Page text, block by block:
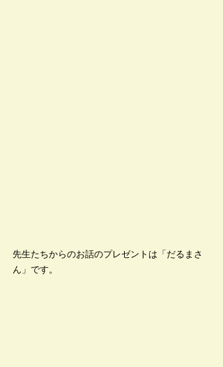
先生たちからのお話のプレゼントは「だるまさ
ん」です。